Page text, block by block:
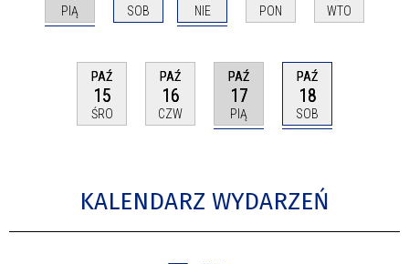
PIĄ SOB NIE PON WTO
PAŹ
15
ŚRO
PAŹ
16
CZW
PAŹ
17
PIĄ
PAŹ
18
SOB
KALENDARZ WYDARZEŃ